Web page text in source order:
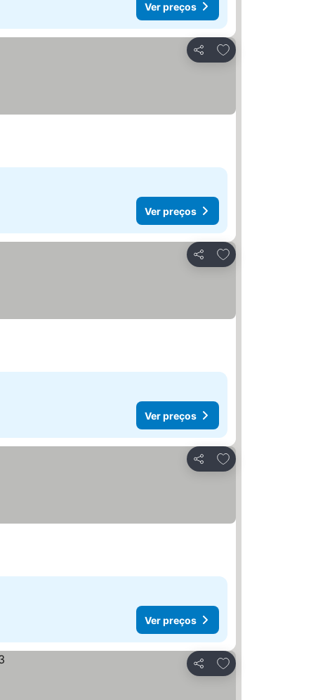
Ver preços
Partilhar
Adicionar aos
Ver preços
Partilhar
Adicionar aos
Ver preços
Partilhar
Adicionar aos
Ver preços
Partilhar
Adicionar aos